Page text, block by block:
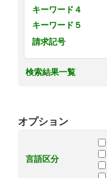
キーワード４
キーワード５
請求記号
検索結果一覧
オプション
言語区分